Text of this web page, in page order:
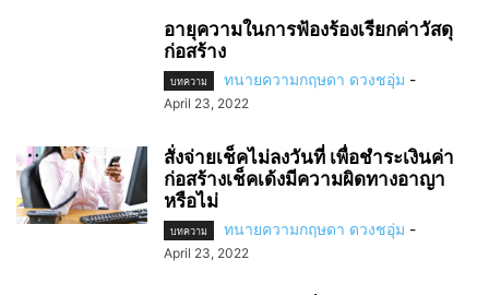
อายุความในการฟ้องร้องเรียกค่าวัสดุ
ก่อสร้าง
บทความ ทนายความกฤษดา ดวงชอุ่ม -
April 23, 2022
สั่งจ่ายเช็คไม่ลงวันที่ เพื่อชำระเงินค่า
ก่อสร้างเช็คเด้งมีความผิดทางอาญา
หรือไม่
บทความ ทนายความกฤษดา ดวงชอุ่ม -
April 23, 2022